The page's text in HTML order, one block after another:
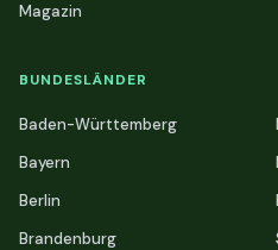
Magazin
BUNDESLÄNDER
Baden-Württemberg
Bayern
Berlin
Brandenburg